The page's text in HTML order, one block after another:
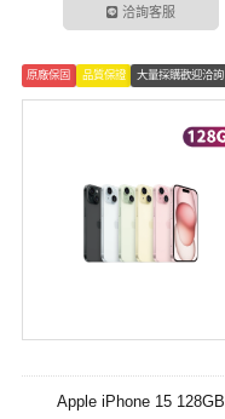
洽詢客服
原廠保固 品質保證 大量採購歡迎洽詢
Apple iPhone 15 128GB